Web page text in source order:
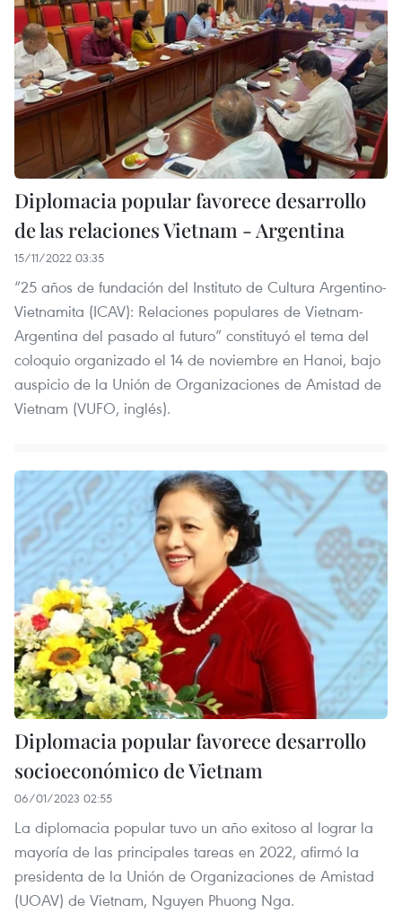
Diplomacia popular favorece desarrollo
de las relaciones Vietnam - Argentina
15/11/2022 03:35
“25 años de fundación del Instituto de Cultura Argentino-
Vietnamita (ICAV): Relaciones populares de Vietnam-
Argentina del pasado al futuro” constituyó el tema del
coloquio organizado el 14 de noviembre en Hanoi, bajo
auspicio de la Unión de Organizaciones de Amistad de
Vietnam (VUFO, inglés).
Diplomacia popular favorece desarrollo
socioeconómico de Vietnam
06/01/2023 02:55
La diplomacia popular tuvo un año exitoso al lograr la
mayoría de las principales tareas en 2022, afirmó la
presidenta de la Unión de Organizaciones de Amistad
(UOAV) de Vietnam, Nguyen Phuong Nga.